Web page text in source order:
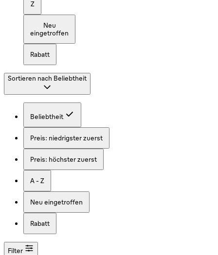
Z
Neu
eingetroffen
Rabatt
Sortieren nach Beliebtheit
Beliebtheit
Preis: niedrigster zuerst
Preis: höchster zuerst
A - Z
Neu eingetroffen
Rabatt
Filter